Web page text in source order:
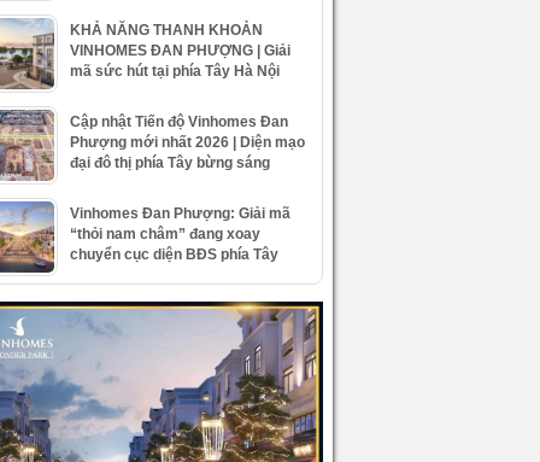
KHẢ NĂNG THANH KHOẢN
VINHOMES ĐAN PHƯỢNG | Giải
mã sức hút tại phía Tây Hà Nội
Cập nhật Tiến độ Vinhomes Đan
Phượng mới nhất 2026 | Diện mạo
đại đô thị phía Tây bừng sáng
Vinhomes Đan Phượng: Giải mã
“thỏi nam châm” đang xoay
chuyển cục diện BĐS phía Tây